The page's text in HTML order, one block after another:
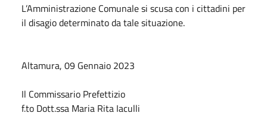
L’Amministrazione Comunale si scusa con i cittadini per
il disagio determinato da tale situazione.
Altamura, 09 Gennaio 2023
Il Commissario Prefettizio
f.to Dott.ssa Maria Rita Iaculli